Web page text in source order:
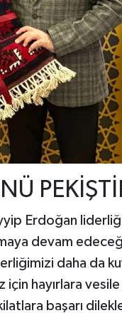
Erdoğan
devam
daha da
hayırlara vesile
başarı